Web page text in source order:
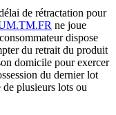
de rétractation pour
ne joue
dispose
du retrait du produit
domicile pour exercer
du dernier lot
plusieurs lots ou